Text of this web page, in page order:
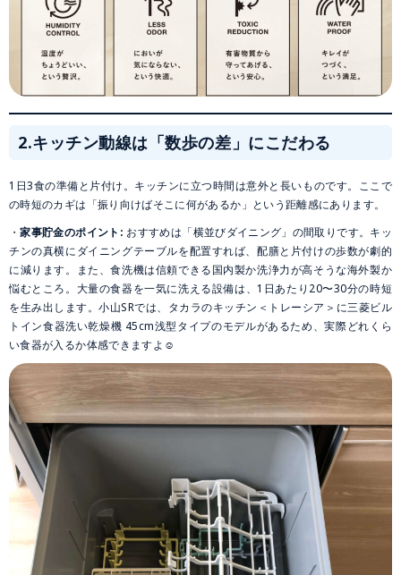
2.キッチン動線は「数歩の差」にこだわる
1日3食の準備と片付け。キッチンに立つ時間は意外と長いものです。ここで
の時短のカギは「振り向けばそこに何があるか」という距離感にあります。
・家事貯金のポイント: おすすめは「横並びダイニング」の間取りです。キッ
チンの真横にダイニングテーブルを配置すれば、配膳と片付けの歩数が劇的
に減ります。また、食洗機は信頼できる国内製か洗浄力が高そうな海外製か
悩むところ。大量の食器を一気に洗える設備は、1日あたり20〜30分の時短
を生み出します。小山SRでは、タカラのキッチン＜トレーシア＞に三菱ビル
トイン食器洗い乾燥機 45cm浅型タイプのモデルがあるため、実際どれくら
い食器が入るか体感できますよ☺